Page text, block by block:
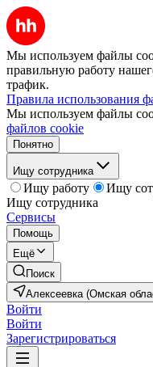
Мы используем файлы
правильную работу
трафик.
Правила использования
Мы используем файлы
файлов cookie
Понятно
Ищу сотрудника
Ищу работу
Ищу
Ищу сотрудника
Сервисы
Помощь
Ещё
Поиск
Алексеевка (Омская
Войти
Войти
Зарегистрироваться